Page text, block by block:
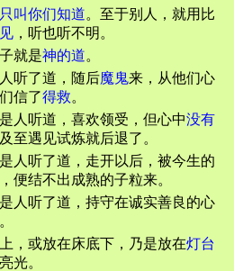
只叫你们知道。至于别人，就用比
，听也听不明。
就是神的道。
听了道，随后魔鬼来，从他们心
信了得救。
人听道，喜欢领受，但心中没有
至遇见试炼就后退了。
人听了道，走开以后，被今生的
便结不出成熟的子粒来。
人听了道，持守在诚实善良的心
。
，或放在床底下，乃是放在灯台
光。